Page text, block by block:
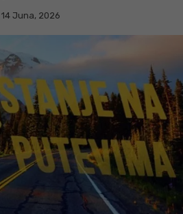
14 Juna, 2026